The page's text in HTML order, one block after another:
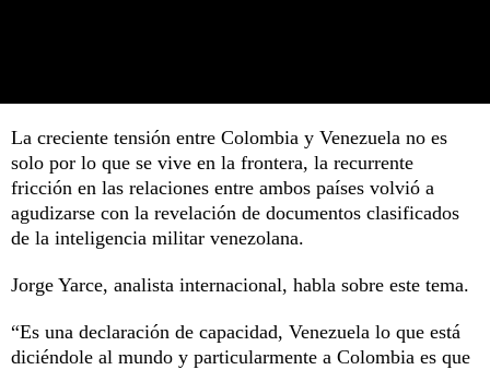
La creciente tensión entre Colombia y Venezuela no es
solo por lo que se vive en la frontera, la recurrente
fricción en las relaciones entre ambos países volvió a
agudizarse con la revelación de documentos clasificados
de la inteligencia militar venezolana.
Jorge Yarce, analista internacional, habla sobre este tema.
“Es una declaración de capacidad, Venezuela lo que está
diciéndole al mundo y particularmente a Colombia es que